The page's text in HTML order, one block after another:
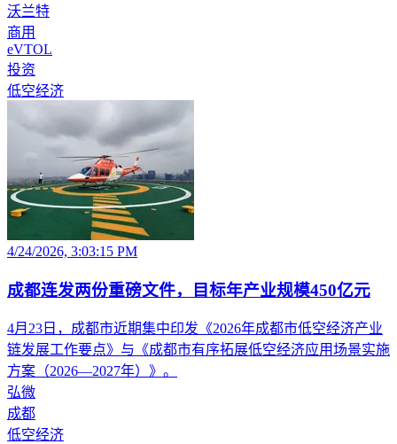
沃兰特
商用
eVTOL
投资
低空经济
4/24/2026, 3:03:15 PM
成都连发两份重磅文件，目标年产业规模450亿元
4月23日，成都市近期集中印发《2026年成都市低空经济产业
链发展工作要点》与《成都市有序拓展低空经济应用场景实施
方案（2026—2027年）》。
弘微
成都
低空经济